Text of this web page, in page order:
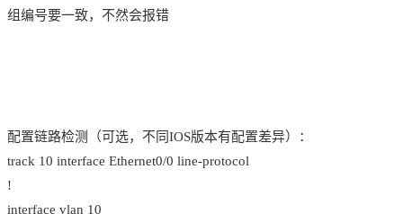
组编号要一致，不然会报错
配置链路检测（可选，不同IOS版本有配置差异）：
track 10 interface Ethernet0/0 line-protocol
!
interface vlan 10